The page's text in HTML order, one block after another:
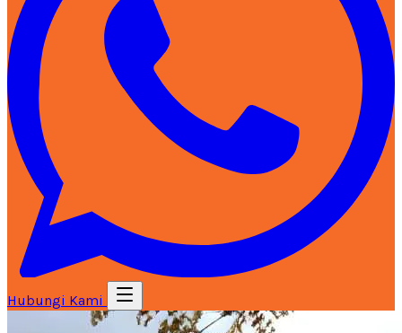
Hubungi Kami